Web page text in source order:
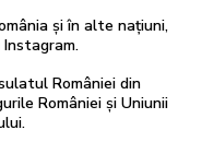
și în alte națiuni,
României din
României și Uniunii